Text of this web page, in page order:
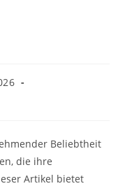
Beliebtheit
die ihre
Artikel bietet